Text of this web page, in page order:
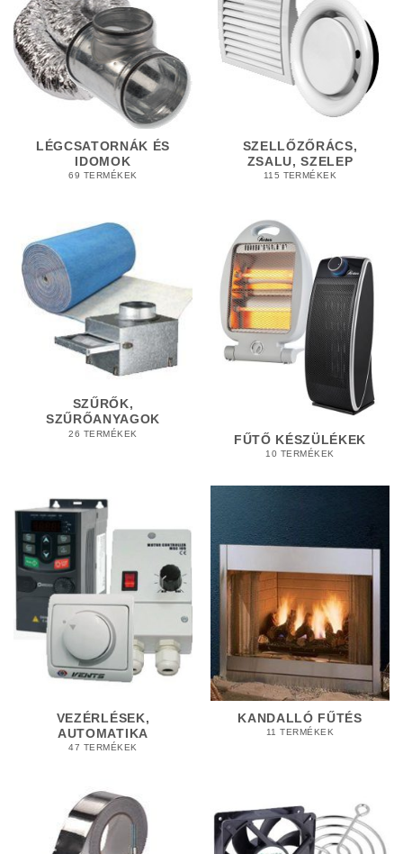
LÉGCSATORNÁK ÉS
IDOMOK
69 TERMÉKEK
SZELLŐZŐRÁCS,
ZSALU, SZELEP
115 TERMÉKEK
SZŰRŐK,
SZŰRŐANYAGOK
26 TERMÉKEK FŰTŐ KÉSZÜLÉKEK
10 TERMÉKEK
VEZÉRLÉSEK,
AUTOMATIKA
47 TERMÉKEK
KANDALLÓ FŰTÉS
11 TERMÉKEK